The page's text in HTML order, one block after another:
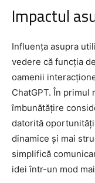
Impactul
Influența asupra
vedere că funcția
oamenii
ChatGPT. În
îmbunătățire
datorită
dinamice și mai
simplifică
idei într-un mod